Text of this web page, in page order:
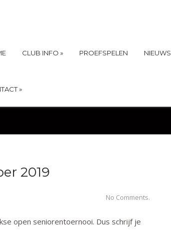
CLUB INFO » PROEFSPELEN NIEUWS
»
2019
No Comments.
open seniorentoernooi. Dus schrijf je